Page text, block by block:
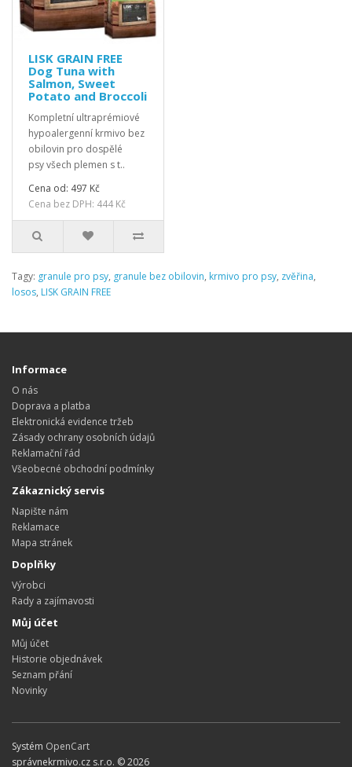
LISK GRAIN FREE
Dog Tuna with
Salmon, Sweet
Potato and Broccoli
Kompletní ultraprémiové
hypoalergenní krmivo bez
obilovin pro dospělé
psy všech plemen s t..
Cena od: 497 Kč
Cena bez DPH: 444 Kč
Tagy: granule pro psy, granule bez obilovin, krmivo pro psy, zvěřina,
losos, LISK GRAIN FREE
Informace
O nás
Doprava a platba
Elektronická evidence tržeb
Zásady ochrany osobních údajů
Reklamační řád
Všeobecné obchodní podmínky
Zákaznický servis
Napište nám
Reklamace
Mapa stránek
Doplňky
Výrobci
Rady a zajímavosti
Můj účet
Můj účet
Historie objednávek
Seznam přání
Novinky
Systém OpenCart
správnekrmivo.cz s.r.o. © 2026